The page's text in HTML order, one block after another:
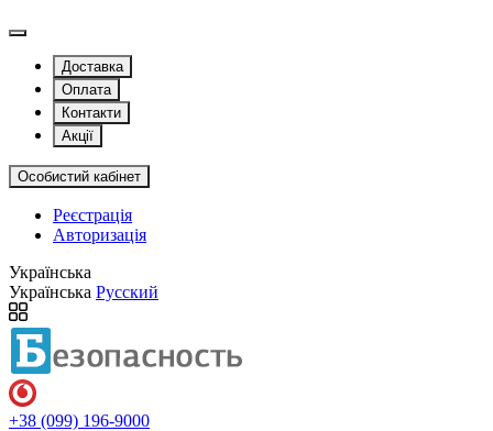
Доставка
Оплата
Контакти
Акції
Особистий кабінет
Реєстрація
Авторизація
Українська
Українська Русский
+38 (099) 196-9000